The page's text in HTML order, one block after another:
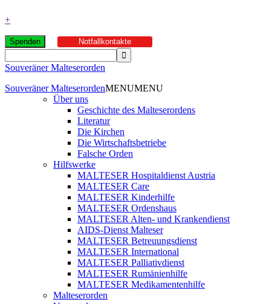
+
Spenden Notfallkontakte
Souveräner Malteserorden
Souveräner MalteserordenMENUMENU
Über uns
Geschichte des Malteserordens
Literatur
Die Kirchen
Die Wirtschaftsbetriebe
Falsche Orden
Hilfswerke
MALTESER Hospitaldienst Austria
MALTESER Care
MALTESER Kinderhilfe
MALTESER Ordenshaus
MALTESER Alten- und Krankendienst
AIDS-Dienst Malteser
MALTESER Betreuungsdienst
MALTESER International
MALTESER Palliativdienst
MALTESER Rumänienhilfe
MALTESER Medikamentenhilfe
Malteserorden